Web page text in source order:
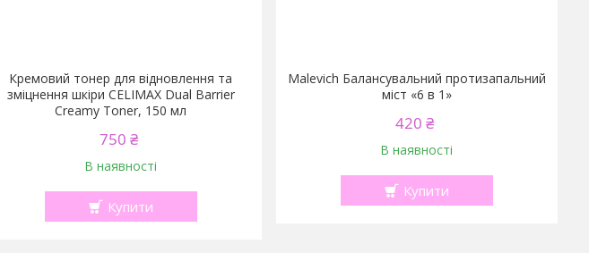
Кремовий тонер для відновлення та
зміцнення шкіри CELIMAX Dual Barrier
Creamy Toner, 150 мл
750 ₴
В наявності
Купити
Malevich Балансувальний протизапальний
міст «6 в 1»
420 ₴
В наявності
Купити